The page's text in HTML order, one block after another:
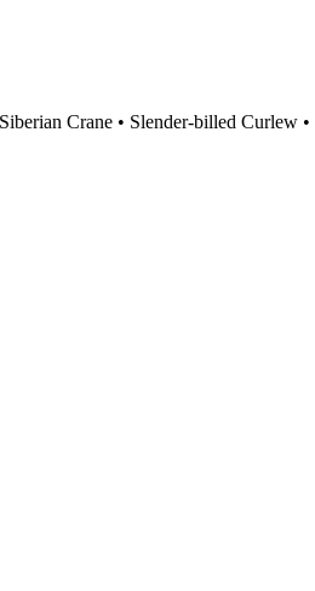
Siberian Crane • Slender-billed Curlew •